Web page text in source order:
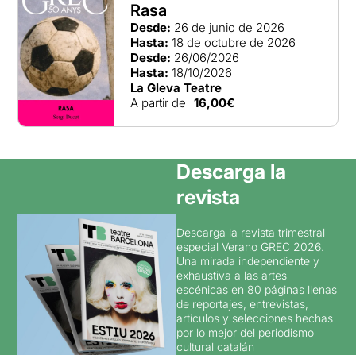
Rasa
Desde: 26 de junio de 2026
Hasta: 18 de octubre de 2026
Desde: 26/06/2026
Hasta: 18/10/2026
La Gleva Teatre
A partir de 16,00€
Descarga la
revista
Descarga la revista trimestral
especial Verano GREC 2026.
Una mirada independiente y
exhaustiva a las artes
escénicas en 80 páginas llenas
de reportajes, entrevistas,
artículos y selecciones hechas
por lo mejor del periodismo
cultural catalán